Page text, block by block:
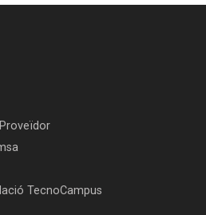
TecnoCampus